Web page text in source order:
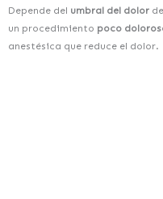
Depende del umbral del dolor
un procedimiento poco
anestésica que reduce el dolor.